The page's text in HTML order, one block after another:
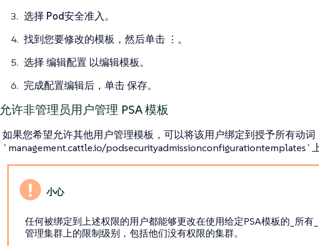
选择 Pod安全准入。
找到您要修改的模板，然后单击 ⋮ 。
选择 编辑配置 以编辑模板。
完成配置编辑后，单击保存。
允许非管理员用户管理 PSA 模板
如果您希望允许其他用户管理模板，可以将该用户绑定到授予所有动词
`management.cattle.io/podsecurityadmissionconfigurationtemplates`
任何被绑定到上述权限的用户都能够更改在使用给定PSA模板的_所有_
管理集群上的限制级别，包括他们没有权限的集群。